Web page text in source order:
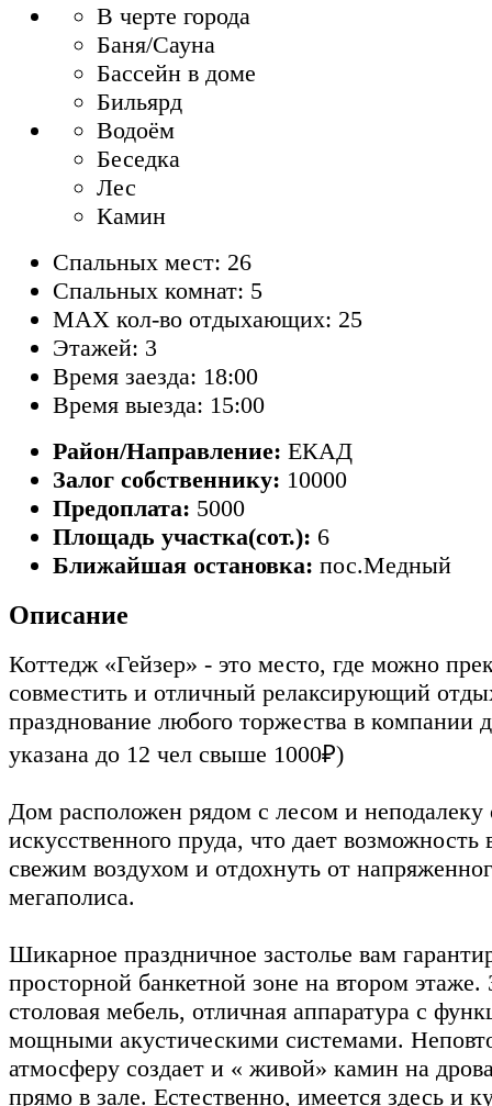
В черте города
Баня/Сауна
Бассейн в доме
Бильярд
Водоём
Беседка
Лес
Камин
Спальных мест: 26
Спальных комнат: 5
MAX кол-во отдыхающих: 25
Этажей: 3
Время заезда: 18:00
Время выезда: 15:00
Район/Направление: ЕКАД
Залог собственнику: 10000
Предоплата: 5000
Площадь участка(сот.): 6
Ближайшая остановка: пос.Медный
Описание
Коттедж «Гейзер» - это место, где можно
совместить и отличный релаксирующий
празднование любого торжества в компании
указана до 12 чел свыше 1000₽)
Дом расположен рядом с лесом и неподалеку
искусственного пруда, что дает
свежим воздухом и отдохнуть от
мегаполиса.
Шикарное праздничное застолье вам
просторной банкетной зоне на втором этаже.
столовая мебель, отличная аппаратура с
мощными акустическими системами.
атмосферу создает и « живой» камин на
прямо в зале. Естественно, имеется здесь и